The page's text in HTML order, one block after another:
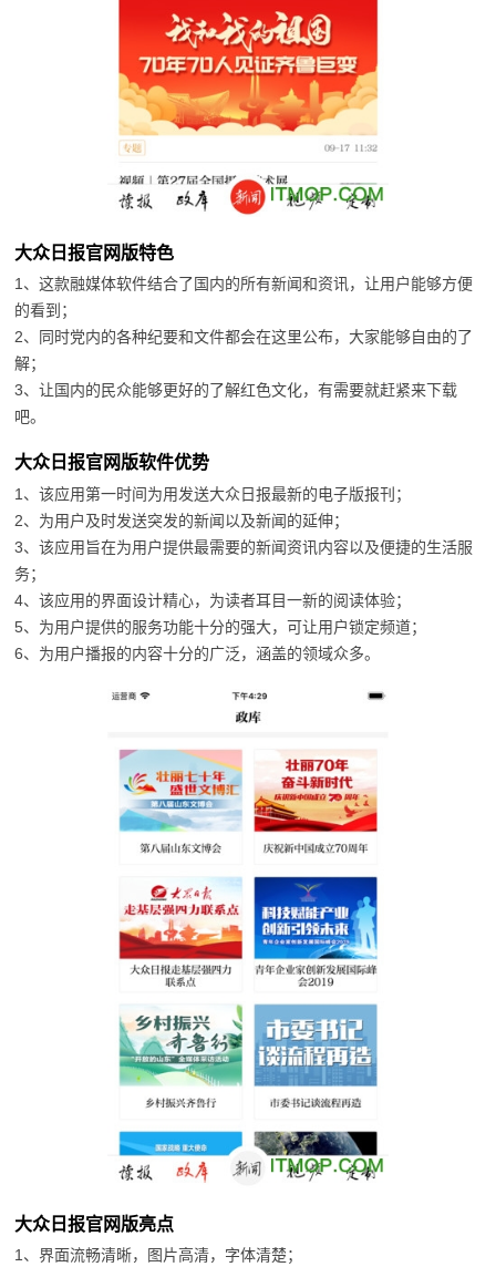
大众日报官网版特色
1、这款融媒体软件结合了国内的所有新闻和资讯，让用户能够方便
的看到；
2、同时党内的各种纪要和文件都会在这里公布，大家能够自由的了
解；
3、让国内的民众能够更好的了解红色文化，有需要就赶紧来下载
吧。
大众日报官网版软件优势
1、该应用第一时间为用发送大众日报最新的电子版报刊；
2、为用户及时发送突发的新闻以及新闻的延伸；
3、该应用旨在为用户提供最需要的新闻资讯内容以及便捷的生活服
务；
4、该应用的界面设计精心，为读者耳目一新的阅读体验；
5、为用户提供的服务功能十分的强大，可让用户锁定频道；
6、为用户播报的内容十分的广泛，涵盖的领域众多。
大众日报官网版亮点
1、界面流畅清晰，图片高清，字体清楚；